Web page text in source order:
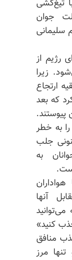
تیغ‌کشی
جوان
سلیمانی
رژیم از
زیرا
ارتجاع
که بعد
پیوستند.
به ‌خطر
جلب
به
آنها
کنید»
منافق
مرز